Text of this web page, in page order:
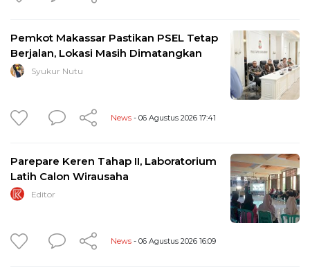
Pemkot Makassar Pastikan PSEL Tetap
Berjalan, Lokasi Masih Dimatangkan
Syukur Nutu
News - 06 Agustus 2026 17:41
Parepare Keren Tahap II, Laboratorium
Latih Calon Wirausaha
Editor
News - 06 Agustus 2026 16:09